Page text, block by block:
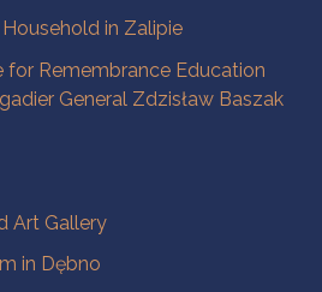
Household in Zalipie
for Remembrance Education
General Zdzisław Baszak
Art Gallery
in Dębno